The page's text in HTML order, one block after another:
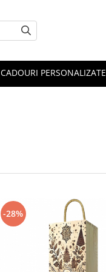
CADOURI PERSONALIZATE
-28%